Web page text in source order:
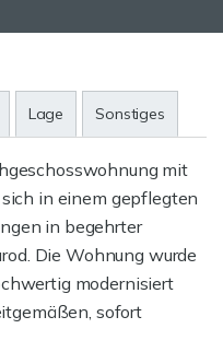
Lage Sonstiges
mit
in einem gepflegten
in begehrter
Die Wohnung wurde
modernisiert
sofort